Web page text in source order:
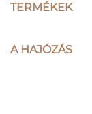
TERMÉKEK
A HAJÓZÁS